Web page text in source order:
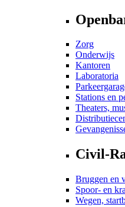
Zorg
Onderwijs
Kantoren
Laboratoria
Stations en
Theaters,
Civil-
Bruggen en
Spoor- en
Wegen,